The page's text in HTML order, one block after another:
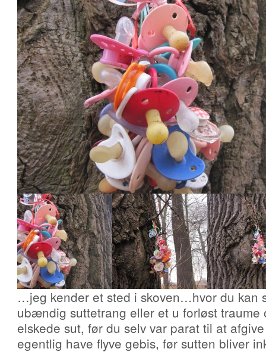
…jeg kender et sted i skoven…hvor du kan
ubændig suttetrang eller et u forløst traume
elskede sut, før du selv var parat til at
egentlig have flyve gebis, før sutten bliver